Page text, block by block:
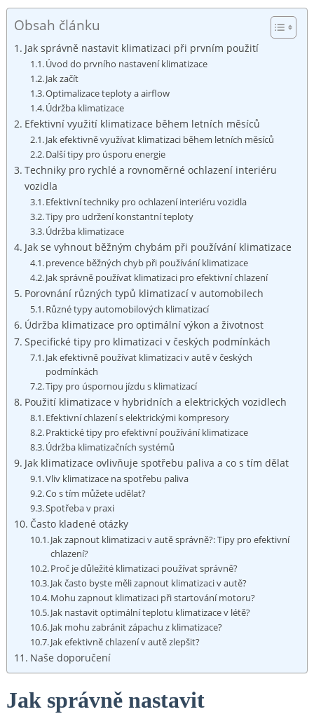
Obsah článku
Jak správně⁢ nastavit klimatizaci při prvním použití
Úvod⁢ do ‍prvního ‌nastavení klimatizace
Jak začít
Optimalizace⁤ teploty a airflow
Údržba klimatizace
Efektivní‌ využití klimatizace během letních⁤ měsíců
Jak efektivně využívat klimatizaci během letních měsíců
Další tipy pro úsporu energie
Techniky pro‌ rychlé a ‌rovnoměrné ochlazení⁢ interiéru⁤
vozidla
Efektivní techniky pro ​ochlazení interiéru⁢ vozidla
Tipy pro udržení konstantní ⁢teploty
Údržba klimatizace
Jak se vyhnout běžným chybám při používání ​klimatizace
prevence běžných chyb při používání klimatizace
Jak správně používat klimatizaci‍ pro efektivní chlazení
Porovnání různých typů klimatizací v automobilech
Různé typy⁤ automobilových⁣ klimatizací
Údržba klimatizace pro ‌optimální výkon a životnost
Specifické tipy pro klimatizaci v českých‌ podmínkách
Jak efektivně používat klimatizaci ​v autě v českých
podmínkách
Tipy pro úspornou jízdu‌ s klimatizací
Použití⁤ klimatizace v ‍hybridních a ⁢elektrických vozidlech
Efektivní chlazení s⁤ elektrickými kompresory
Praktické tipy ‍pro‌ efektivní používání klimatizace
Údržba klimatizačních systémů
Jak klimatizace‍ ovlivňuje spotřebu paliva a co s tím dělat
Vliv⁢ klimatizace ⁢na spotřebu paliva
Co s tím můžete udělat?
Spotřeba v praxi
Často ‍kladené otázky
Jak zapnout klimatizaci‍ v autě​ správně?: Tipy pro efektivní
chlazení?
Proč⁢ je důležité klimatizaci používat správně?
Jak často byste měli ​zapnout‍ klimatizaci v‌ autě?
Mohu zapnout ​klimatizaci při startování motoru?
Jak nastavit optimální teplotu klimatizace v létě?
Jak ⁣mohu zabránit⁣ zápachu z‍ klimatizace?
Jak efektivně chlazení‍ v⁤ autě ‌zlepšit?
Naše doporučení
Jak správně⁢ nastavit